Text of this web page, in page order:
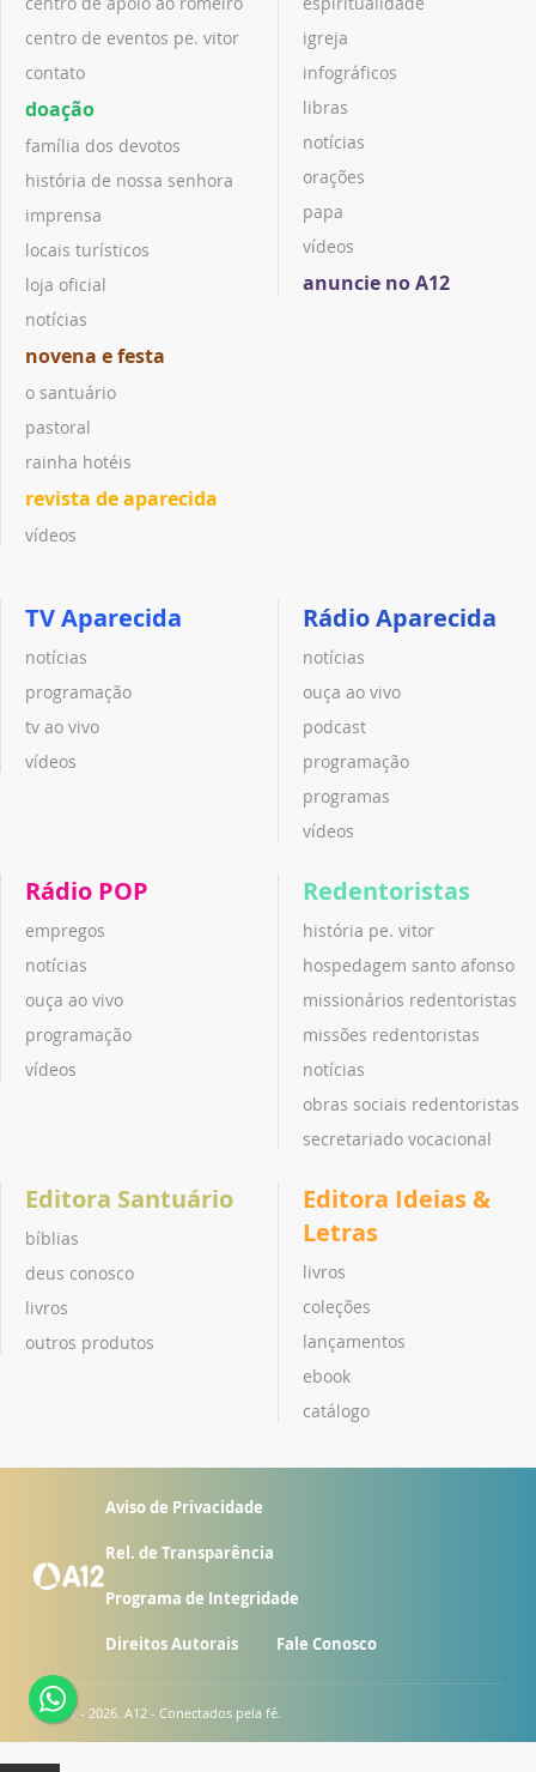
centro de eventos pe. vitor
contato
doação
família dos devotos
história de nossa senhora
imprensa
locais turísticos
loja oficial
notícias
novena e festa
o santuário
pastoral
rainha hotéis
revista de aparecida
vídeos
igreja
infográficos
libras
notícias
orações
papa
vídeos
anuncie no A12
TV Aparecida
notícias
programação
tv ao vivo
vídeos
Rádio Aparecida
notícias
ouça ao vivo
podcast
programação
programas
vídeos
Rádio POP
empregos
notícias
ouça ao vivo
programação
vídeos
Redentoristas
história pe. vitor
hospedagem santo afonso
missionários redentoristas
missões redentoristas
notícias
obras sociais redentoristas
secretariado vocacional
Editora Santuário
bíblias
deus conosco
livros
outros produtos
Editora Ideias &
Letras
livros
coleções
lançamentos
ebook
catálogo
Aviso de Privacidade
Rel. de Transparência
Programa de Integridade
Direitos Autorais Fale Conosco
© 2007 - 2026. A12 - Conectados pela fé.